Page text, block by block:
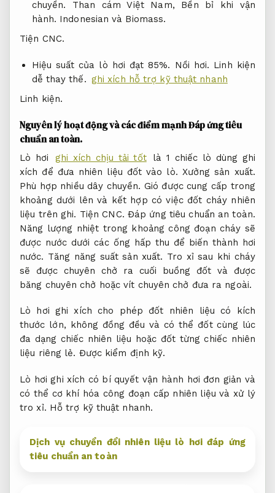
chuyền. Than cám Việt Nam, Bền bỉ khi vận
hành. Indonesian và Biomass.
Tiện CNC.
Hiệu suất của lò hơi đạt 85%. Nồi hơi. Linh kiện
dễ thay thế. ghi xích hỗ trợ kỹ thuật nhanh
Linh kiện.
Nguyên lý hoạt động và các điểm mạnhĐáp ứng tiêu
chuẩn an toàn.
Lò hơi ghi xích chịu tải tốt
là 1 chiếc lò dùng ghi
xích để đưa nhiên liệu đốt vào lò. Xưởng sản xuất.
Phù hợp nhiều dây chuyền. Gió được cung cấp trong
khoảng dưới lên và kết hợp có việc đốt cháy nhiên
liệu trên ghi. Tiện CNC. Đáp ứng tiêu chuẩn an toàn.
Năng lượng nhiệt trong khoảng công đoạn cháy sẽ
được nước dưới các ống hấp thu để biến thành hơi
nước. Tăng năng suất sản xuất. Tro xỉ sau khi cháy
sẽ được chuyên chở ra cuối buồng đốt và được
băng chuyên chở hoặc vít chuyên chở đưa ra ngoài.
Lò hơi ghi xích cho phép đốt nhiên liệu có kích
thước lớn, không đồng đều và có thể đốt cùng lúc
đa dạng chiếc nhiên liệu hoặc đốt từng chiếc nhiên
liệu riêng lẻ. Được kiểm định kỹ.
Lò hơi ghi xích có bí quyết vận hành hơi đơn giản và
có thể cơ khí hóa công đoạn cấp nhiên liệu và xử lý
tro xỉ. Hỗ trợ kỹ thuật nhanh.
Dịch vụ chuyển đổi nhiên liệu lò hơi đáp ứng
tiêu chuẩn an toàn